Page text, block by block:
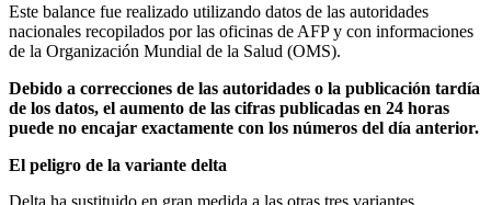
Este balance fue realizado utilizando datos de las autoridades
nacionales recopilados por las oficinas de AFP y con informaciones
de la Organización Mundial de la Salud (OMS).
Debido a correcciones de las autoridades o la publicación tardía
de los datos, el aumento de las cifras publicadas en 24 horas
puede no encajar exactamente con los números del día anterior.
El peligro de la variante delta
Delta ha sustituido en gran medida a las otras tres variantes